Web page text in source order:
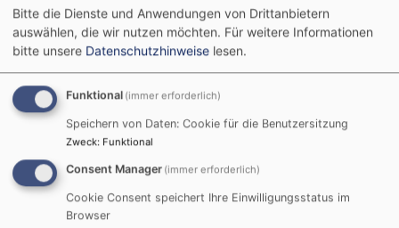
Gemeindegottesdienste ist dies möglich. Sprechen
Sie uns gerne an!
Sie suchen Tipps zur Taufvorbereitung oder den
passenden Taufspruch?
Mit der Taufapp „Taufbegleiter“
https://www.evangelisch.de/taufbegleiter/app
der Seite unserer Landeskirchehttps://taufe.bayern-
evangelisch.de/und unter
https://www.taufspruch.de/step1.php#
Bitte die Dienste und Anwendungen von Drittanbietern
auswählen, die wir nutzen möchten. Für weitere Informationen
bitte unsere Datenschutzhinweise lesen.
Funktional (immer erforderlich)
Speichern von Daten: Cookie für die Benutzersitzung
Zweck: Funktional
Consent Manager (immer erforderlich)
Cookie Consent speichert Ihre Einwilligungsstatus im
Browser